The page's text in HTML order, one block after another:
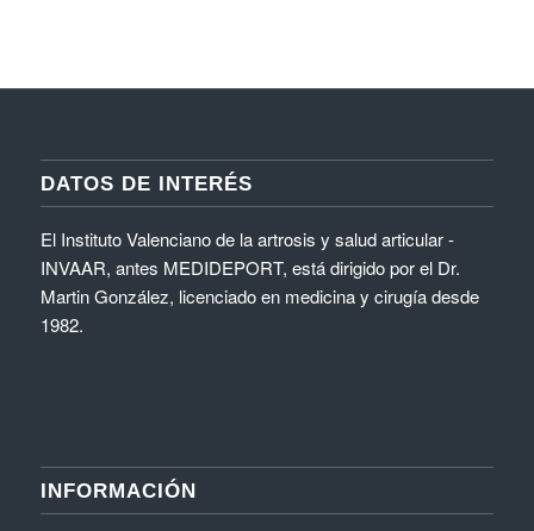
DATOS DE INTERÉS
El Instituto Valenciano de la artrosis y salud articular -
INVAAR, antes MEDIDEPORT, está dirigido por el Dr.
Martin González, licenciado en medicina y cirugía desde
1982.
INFORMACIÓN